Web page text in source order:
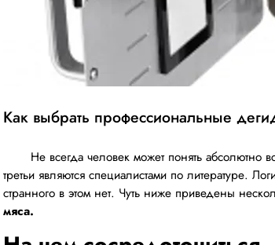
Как выбрать профессиональные
Не всегда человек может понять абсолютно
третьи являются специалистами по литературе.
странного в этом нет. Чуть ниже приведены
мяса.